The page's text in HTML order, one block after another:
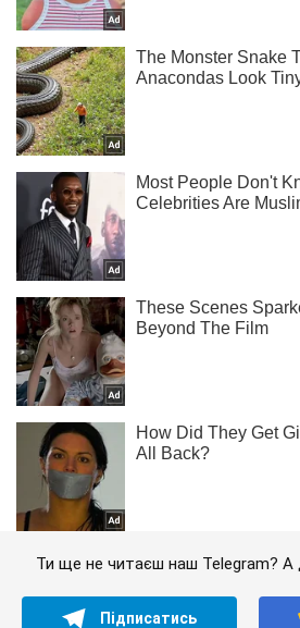
Ти ще не читаєш наш Telegram? А
Підписатись